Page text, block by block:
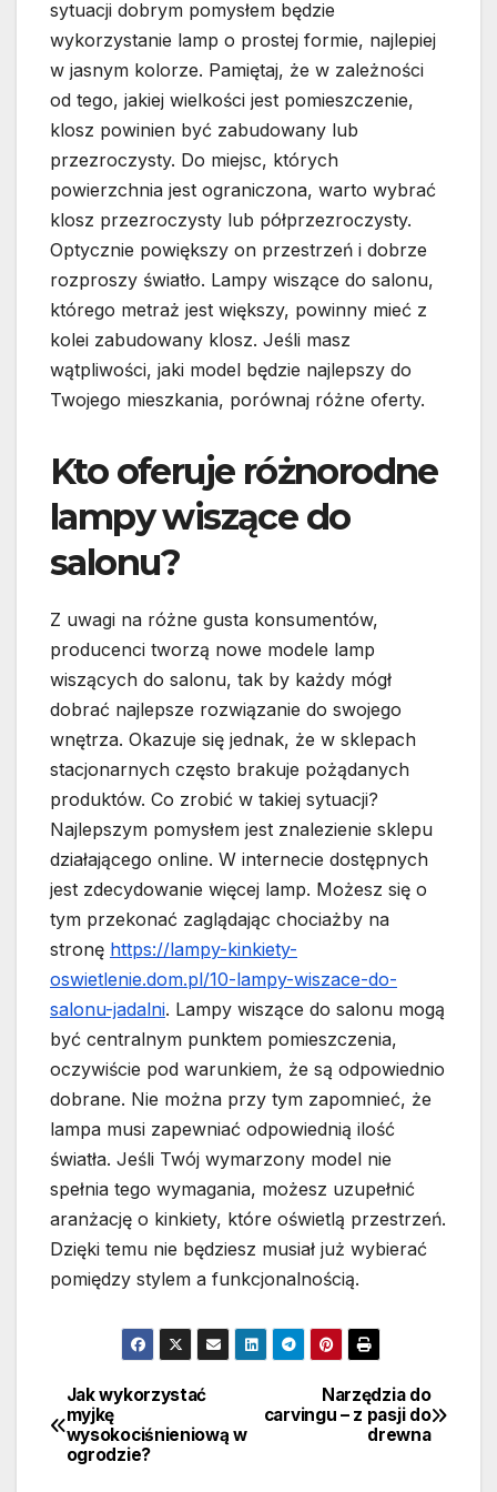
sytuacji dobrym pomysłem będzie
wykorzystanie lamp o prostej formie, najlepiej
w jasnym kolorze. Pamiętaj, że w zależności
od tego, jakiej wielkości jest pomieszczenie,
klosz powinien być zabudowany lub
przezroczysty. Do miejsc, których
powierzchnia jest ograniczona, warto wybrać
klosz przezroczysty lub półprzezroczysty.
Optycznie powiększy on przestrzeń i dobrze
rozproszy światło. Lampy wiszące do salonu,
którego metraż jest większy, powinny mieć z
kolei zabudowany klosz. Jeśli masz
wątpliwości, jaki model będzie najlepszy do
Twojego mieszkania, porównaj różne oferty.
Kto oferuje różnorodne
lampy wiszące do
salonu?
Z uwagi na różne gusta konsumentów,
producenci tworzą nowe modele lamp
wiszących do salonu, tak by każdy mógł
dobrać najlepsze rozwiązanie do swojego
wnętrza. Okazuje się jednak, że w sklepach
stacjonarnych często brakuje pożądanych
produktów. Co zrobić w takiej sytuacji?
Najlepszym pomysłem jest znalezienie sklepu
działającego online. W internecie dostępnych
jest zdecydowanie więcej lamp. Możesz się o
tym przekonać zaglądając chociażby na
stronę https://lampy-kinkiety-
oswietlenie.dom.pl/10-lampy-wiszace-do-
salonu-jadalni. Lampy wiszące do salonu mogą
być centralnym punktem pomieszczenia,
oczywiście pod warunkiem, że są odpowiednio
dobrane. Nie można przy tym zapomnieć, że
lampa musi zapewniać odpowiednią ilość
światła. Jeśli Twój wymarzony model nie
spełnia tego wymagania, możesz uzupełnić
aranżację o kinkiety, które oświetlą przestrzeń.
Dzięki temu nie będziesz musiał już wybierać
pomiędzy stylem a funkcjonalnością.
Nawigacja
wpisu
Narzędzia do
carvingu – z pasji do
drewna
Jak wykorzystać
myjkę
wysokociśnieniową w
ogrodzie?